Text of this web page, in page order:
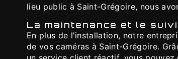
lieu public à Saint-Grégoire, nous
La maintenance et le
En plus de l'installation, notre
de vos caméras à Saint-Grégoire.